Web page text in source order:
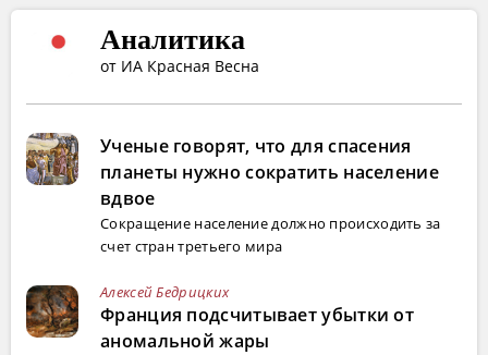
Аналитика
от ИА Красная Весна
Ученые говорят, что для спасения
планеты нужно сократить население
вдвое
Сокращение население должно происходить за
счет стран третьего мира
Алексей Бедрицких
Франция подсчитывает убытки от
аномальной жары